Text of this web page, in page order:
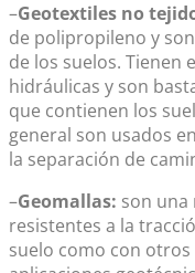
–Geotextiles no
de polipropileno y
de los suelos. Tienen
hidráulicas y son
que contienen los
general son usados
la separación de
–Geomallas: son una
resistentes a la
suelo como con